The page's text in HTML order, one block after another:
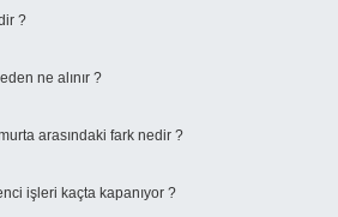
?
ne alınır ?
arasındaki fark nedir ?
işleri kaçta kapanıyor ?